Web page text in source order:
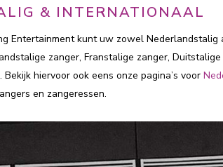
& INTERNATIONAAL
Entertainment kunt uw zowel
zanger, Franstalige zanger,
hiervoor ook eens onze pagina’s voor
en zangeressen.